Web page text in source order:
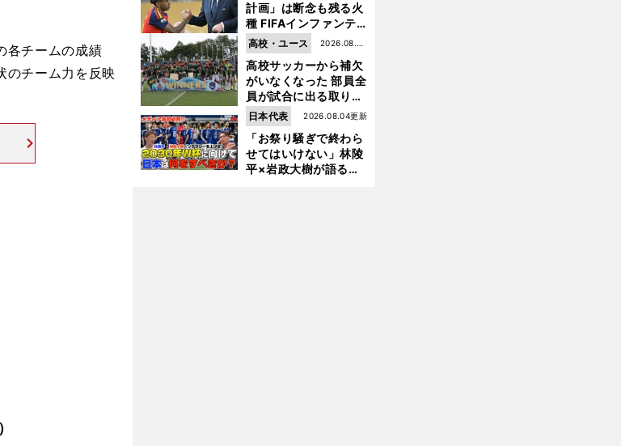
各チームの成績
のチーム力を反映
計画」は断念も残る火
種 FIFAインファンテ
ィーノ会長体制に何が
起きているのか
高校サッカーから補欠
がいなくなった 部員全
員が試合に出る取り組
みが進んでいる
2026.08.05
更新
高校・ユース
「お祭り騒ぎで終わら
せてはいけない」林陵
平×岩政大樹が語る、
2026.08.04更新
日本代表